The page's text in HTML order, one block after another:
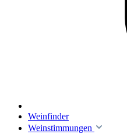
Weinfinder
Weinstimmungen